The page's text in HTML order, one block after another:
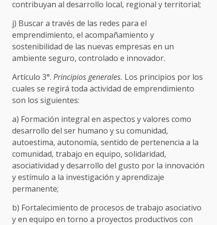
contribuyan al desarrollo local, regional y territorial;
j) Buscar a través de las redes para el
emprendimiento, el acompañamiento y
sostenibilidad de las nuevas empresas en un
ambiente seguro, controlado e innovador.
Artículo 3°. Principios generales. Los principios por los
cuales se regirá toda actividad de emprendimiento
son los siguientes:
a) Formación integral en aspectos y valores como
desarrollo del ser humano y su comunidad,
autoestima, autonomía, sentido de pertenencia a la
comunidad, trabajo en equipo, solidaridad,
asociatividad y desarrollo del gusto por la innovación
y estímulo a la investigación y aprendizaje
permanente;
b) Fortalecimiento de procesos de trabajo asociativo
y en equipo en torno a proyectos productivos con